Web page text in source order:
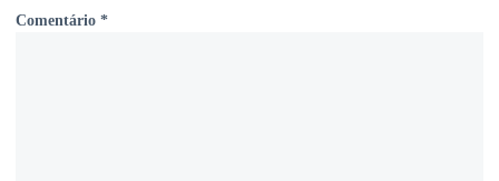
Comentário *